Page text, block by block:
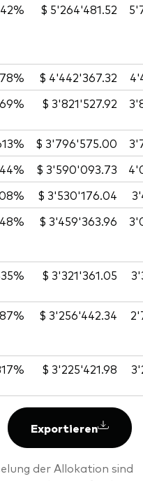
$ 5'264'481.52
$ 4'442'367.32
$ 3'821'527.92
$ 3'796'575.00
$ 3'590'093.73
$ 3'530'176.04
$ 3'459'363.96
$ 3'321'361.05
$ 3'256'442.34
$ 3'225'421.98
Exportieren
der Allokation sind